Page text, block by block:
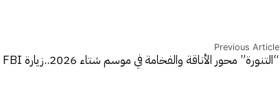
Previous Article
“التنورة” محور الأناقة والفخامة في موسم شتاء 2026.. زيارة FBI للكان 2025 . اسرار اهتمام مكتب…